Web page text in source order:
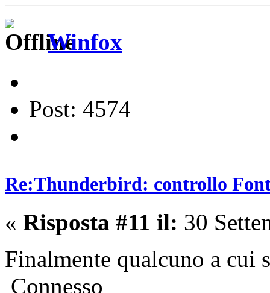
Winfox
Post: 4574
Re:Thunderbird: controllo
« Risposta #11 il: 30
Finalmente qualcuno a
Connesso